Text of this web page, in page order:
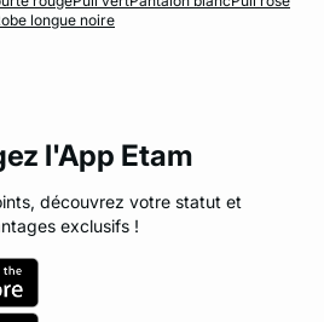
longue noire
l'App Etam
découvrez votre statut et
exclusifs !